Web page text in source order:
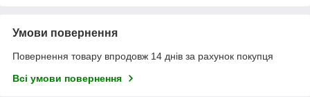
Умови повернення
Повернення товару впродовж 14 днів за рахунок покупця
Всі умови повернення